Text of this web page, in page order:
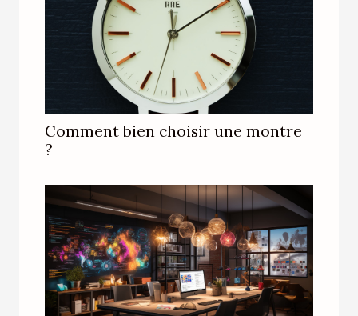
Comment bien choisir une montre
?